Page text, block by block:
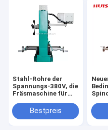
Stahl-Rohre der
Spannungs-380V, die
Fräsmaschine für
Bestpreis